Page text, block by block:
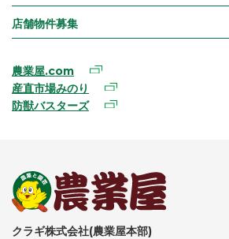
店舗物件募集
農業屋.com
産直市場みのり
防獣バスターズ
クラギ株式会社(農業屋本部)